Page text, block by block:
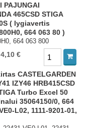
PAJUNGAI
465CSD STIGA
( lygiavertis
664 063 80 )
664 063 800
4,10 €
CASTELGARDEN
IZY46 HRB415CSD
Turbo Excel 50
35064150/0, 664
L02, 1111-9201-01,